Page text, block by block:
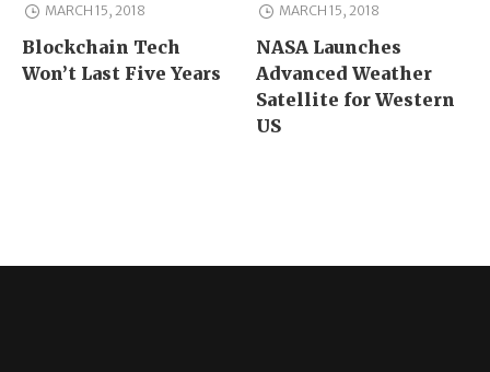
MARCH 15, 2018
Blockchain Tech
Won’t Last Five Years
MARCH 15, 2018
NASA Launches
Advanced Weather
Satellite for Western
US